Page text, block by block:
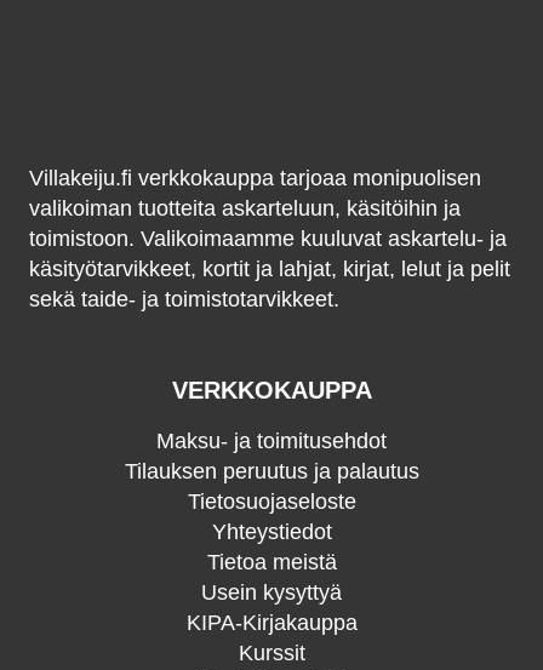
Villakeiju.fi verkkokauppa tarjoaa monipuolisen
valikoiman tuotteita askarteluun, käsitöihin ja
toimistoon. Valikoimaamme kuuluvat askartelu- ja
käsityötarvikkeet, kortit ja lahjat, kirjat, lelut ja pelit
sekä taide- ja toimistotarvikkeet.
VERKKOKAUPPA
Maksu- ja toimitusehdot
Tilauksen peruutus ja palautus
Tietosuojaseloste
Yhteystiedot
Tietoa meistä
Usein kysyttyä
KIPA-Kirjakauppa
Kurssit